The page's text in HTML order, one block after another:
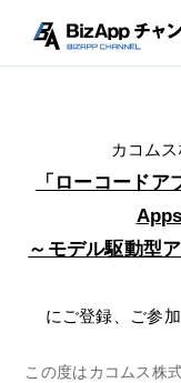
カコム
「ローコード
～モデル駆動型
にご登録、ご参
この度はカコムス株